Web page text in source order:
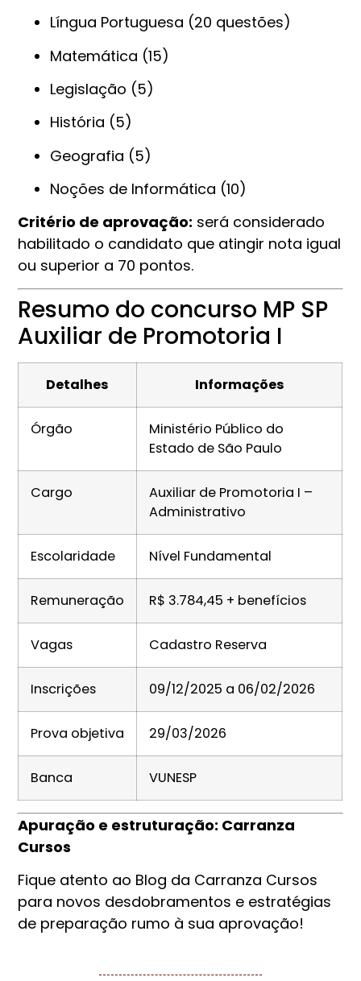
Língua Portuguesa (20 questões)
Matemática (15)
Legislação (5)
História (5)
Geografia (5)
Noções de Informática (10)
Critério de aprovação: será considerado
habilitado o candidato que atingir nota igual
ou superior a 70 pontos.
Resumo do concurso MP SP
Auxiliar de Promotoria I
Detalhes Informações
Órgão
Ministério Público do
Estado de São Paulo
Cargo
Auxiliar de Promotoria I –
Administrativo
Escolaridade Nível Fundamental
Remuneração R$ 3.784,45 + benefícios
Vagas Cadastro Reserva
Inscrições 09/12/2025 a 06/02/2026
Prova objetiva 29/03/2026
Banca VUNESP
Apuração e estruturação: Carranza
Cursos
Fique atento ao Blog da Carranza Cursos
para novos desdobramentos e estratégias
de preparação rumo à sua aprovação!